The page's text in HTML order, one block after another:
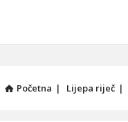
Početna | Lijepa riječ |